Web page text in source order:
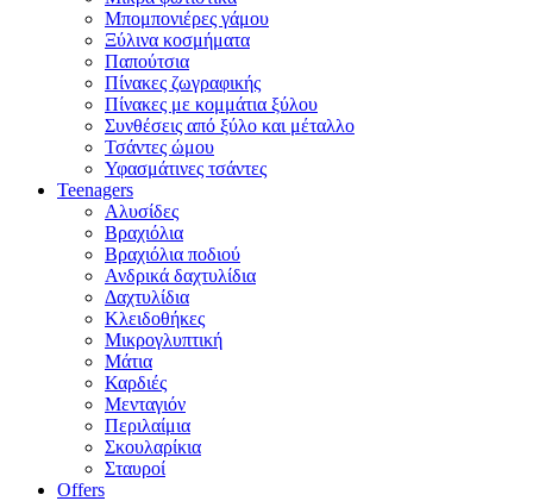
Μπομπονιέρες γάμου
Ξύλινα κοσμήματα
Παπούτσια
Πίνακες ζωγραφικής
Πίνακες με κομμάτια ξύλου
Συνθέσεις από ξύλο και μέταλλο
Τσάντες ώμου
Υφασμάτινες τσάντες
Teenagers
Αλυσίδες
Βραχιόλια
Βραχιόλια ποδιού
Ανδρικά δαχτυλίδια
Δαχτυλίδια
Κλειδοθήκες
Μικρογλυπτική
Μάτια
Καρδιές
Μενταγιόν
Περιλαίμια
Σκουλαρίκια
Σταυροί
Offers